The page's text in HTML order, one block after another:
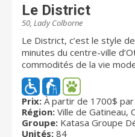
Le District
50, Lady Colborne
Le District, c’est le style
minutes du centre-ville
commodités de la vie
retraités autonomes qui
luxe dans un milieu de vie
plus, la salle à manger du
ouvert au public), située au
vous accueille dans un
Prix: À partir de 1700$
Région: Ville de Gatineau,
Groupe: Katasa Groupe
Unités: 84